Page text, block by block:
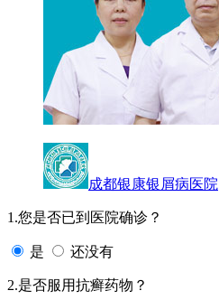
成都银康银屑病医院
1.您是否已到医院确诊？
是 还没有
2.是否服用抗癣药物？